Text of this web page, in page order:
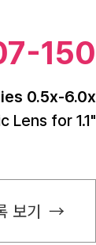
150
0.5x-6.0x
Lens for 1.1"
보기